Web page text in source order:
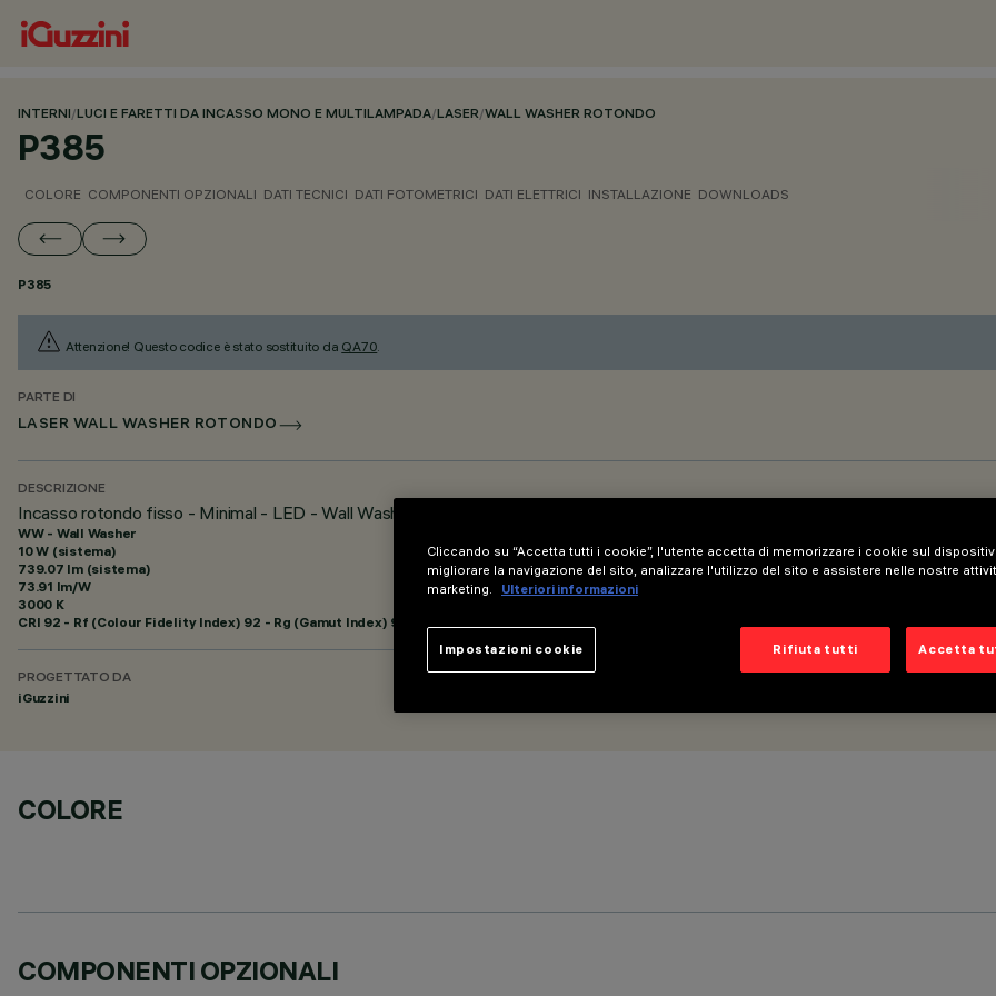
INTERNI/LUCI E FARETTI DA INCASSO MONO E MULTILAMPADA/LASER/WALL WASHER ROTONDO
P385
COLORE COMPONENTI OPZIONALI DATI TECNICI DATI FOTOMETRICI DATI ELETTRICI INSTALLAZIONE DOWNLOADS
P385
Attenzione! Questo codice è stato sostituito da QA70.
PARTE DI
LASER WALL WASHER ROTONDO
DESCRIZIONE
Incasso rotondo fisso - Minimal - LED - Wall Washer
WW - Wall Washer
10 W (sistema)
739.07 lm (sistema)
73.91 lm/W
3000 K
CRI 92 - Rf (Colour Fidelity Index) 92 - Rg (Gamut Index) 99
PROGETTATO DA
iGuzzini
COLORE
COMPONENTI OPZIONALI
Cliccando su “Accetta tutti i cookie”, l'utente accetta di memorizzare i cookie sul
migliorare la navigazione del sito, analizzare l'utilizzo del sito e assistere nelle nostre
marketing.
Ulteriori informazioni
Rifiuta tutti Accetta
Impostazioni cookie